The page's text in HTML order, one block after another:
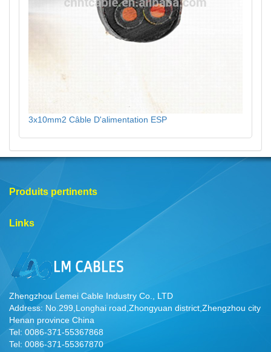
3x10mm2 Câble D'alimentation ESP
Produits pertinents
Links
Zhengzhou Lemei Cable Industry Co., LTD
Address: No.299,Longhai road,Zhongyuan district,Zhengzhou city
Henan province China
Tel: 0086-371-55367868
Tel: 0086-371-55367870